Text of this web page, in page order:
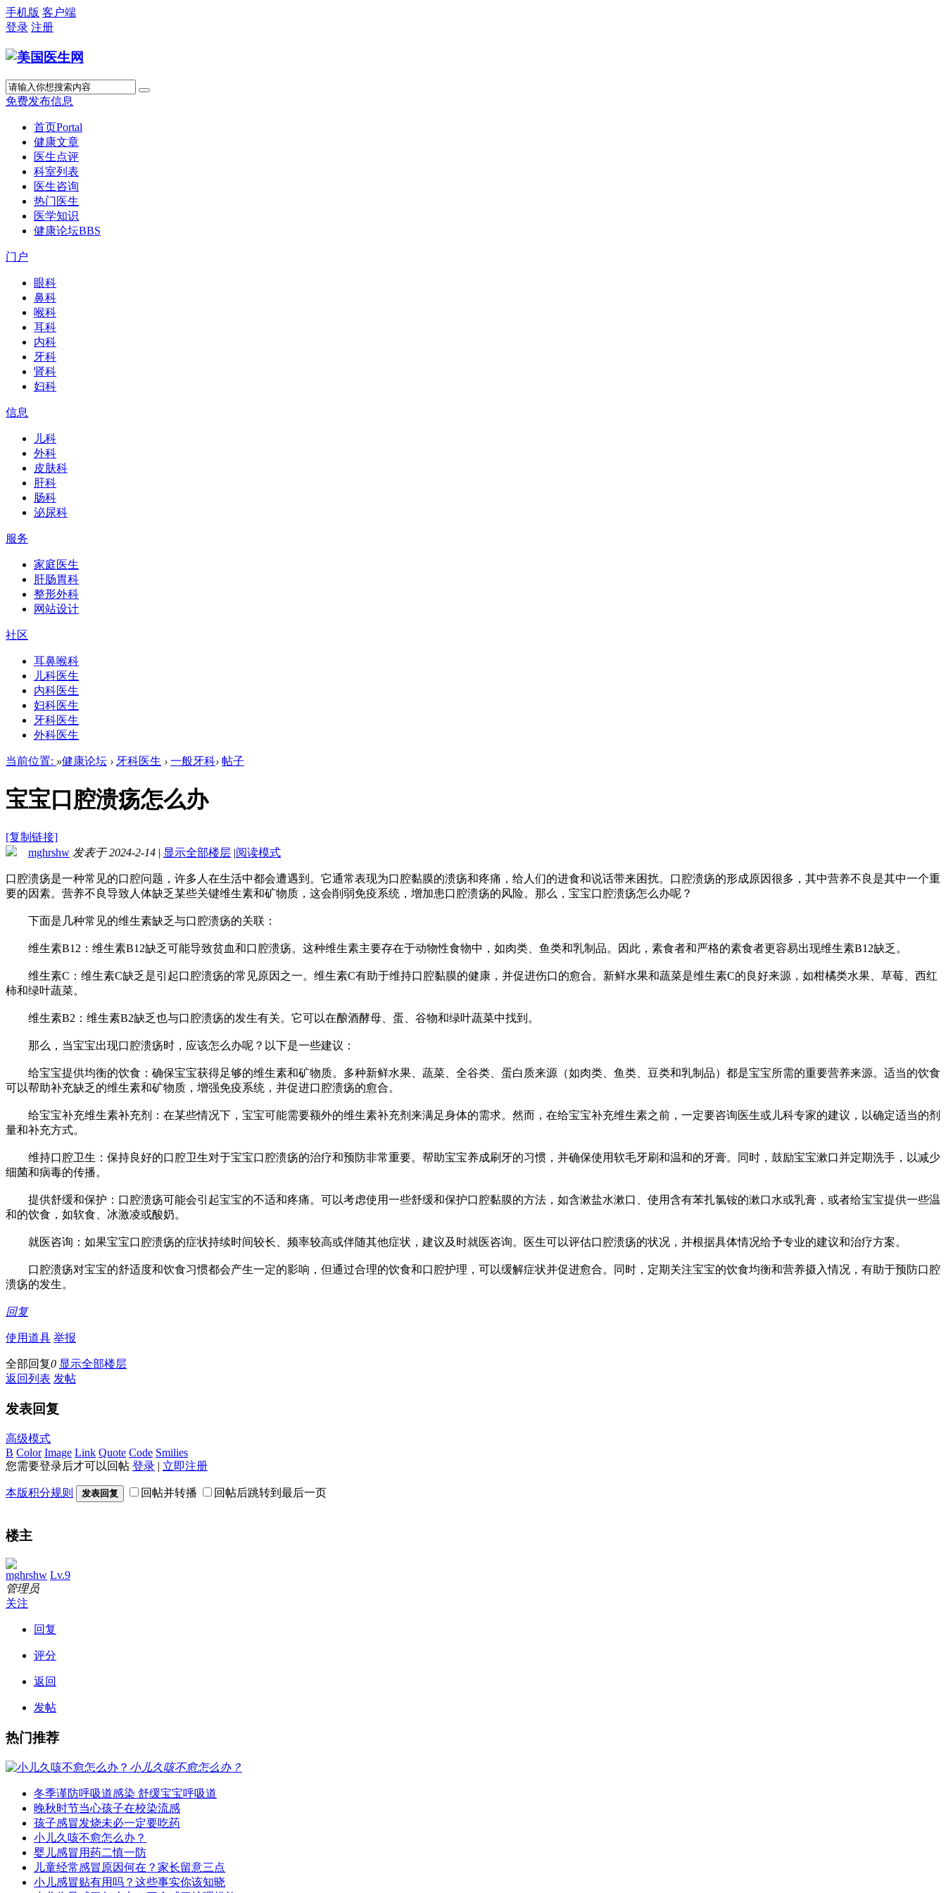
手机版 客户端
登录 注册
免费发布信息
首页Portal
健康文章
医生点评
科室列表
医生咨询
热门医生
医学知识
健康论坛BBS
门户
眼科
鼻科
喉科
耳科
内科
牙科
肾科
妇科
信息
儿科
外科
皮肤科
肝科
肠科
泌尿科
服务
家庭医生
肝肠胃科
整形外科
网站设计
社区
耳鼻喉科
儿科医生
内科医生
妇科医生
牙科医生
外科医生
当前位置: »健康论坛 › 牙科医生 › 一般牙科› 帖子
宝宝口腔溃疡怎么办
[复制链接]
mghrshw 发表于 2024-2-14 | 显示全部楼层 |阅读模式
口腔溃疡是一种常见的口腔问题，许多人在生活中都会遭遇到。它通常表现为口腔黏膜的溃疡和疼痛，给人们的进食和说话带来困扰。口腔溃疡的形成原因很多，其中营养不良是其中一个重
要的因素。营养不良导致人体缺乏某些关键维生素和矿物质，这会削弱免疫系统，增加患口腔溃疡的风险。那么，宝宝口腔溃疡怎么办呢？
下面是几种常见的维生素缺乏与口腔溃疡的关联：
维生素B12：维生素B12缺乏可能导致贫血和口腔溃疡。这种维生素主要存在于动物性食物中，如肉类、鱼类和乳制品。因此，素食者和严格的素食者更容易出现维生素B12缺乏。
维生素C：维生素C缺乏是引起口腔溃疡的常见原因之一。维生素C有助于维持口腔黏膜的健康，并促进伤口的愈合。新鲜水果和蔬菜是维生素C的良好来源，如柑橘类水果、草莓、西红
柿和绿叶蔬菜。
维生素B2：维生素B2缺乏也与口腔溃疡的发生有关。它可以在酿酒酵母、蛋、谷物和绿叶蔬菜中找到。
那么，当宝宝出现口腔溃疡时，应该怎么办呢？以下是一些建议：
给宝宝提供均衡的饮食：确保宝宝获得足够的维生素和矿物质。多种新鲜水果、蔬菜、全谷类、蛋白质来源（如肉类、鱼类、豆类和乳制品）都是宝宝所需的重要营养来源。适当的饮食
可以帮助补充缺乏的维生素和矿物质，增强免疫系统，并促进口腔溃疡的愈合。
给宝宝补充维生素补充剂：在某些情况下，宝宝可能需要额外的维生素补充剂来满足身体的需求。然而，在给宝宝补充维生素之前，一定要咨询医生或儿科专家的建议，以确定适当的剂
量和补充方式。
维持口腔卫生：保持良好的口腔卫生对于宝宝口腔溃疡的治疗和预防非常重要。帮助宝宝养成刷牙的习惯，并确保使用软毛牙刷和温和的牙膏。同时，鼓励宝宝漱口并定期洗手，以减少
细菌和病毒的传播。
提供舒缓和保护：口腔溃疡可能会引起宝宝的不适和疼痛。可以考虑使用一些舒缓和保护口腔黏膜的方法，如含漱盐水漱口、使用含有苯扎氯铵的漱口水或乳膏，或者给宝宝提供一些温
和的饮食，如软食、冰激凌或酸奶。
就医咨询：如果宝宝口腔溃疡的症状持续时间较长、频率较高或伴随其他症状，建议及时就医咨询。医生可以评估口腔溃疡的状况，并根据具体情况给予专业的建议和治疗方案。
口腔溃疡对宝宝的舒适度和饮食习惯都会产生一定的影响，但通过合理的饮食和口腔护理，可以缓解症状并促进愈合。同时，定期关注宝宝的饮食均衡和营养摄入情况，有助于预防口腔
溃疡的发生。
回复
使用道具 举报
全部回复0 显示全部楼层
返回列表 发帖
发表回复
高级模式
B Color Image Link Quote Code Smilies
您需要登录后才可以回帖 登录 | 立即注册
本版积分规则 发表回复 回帖并转播 回帖后跳转到最后一页
楼主
mghrshw Lv.9
管理员
关注
回复
评分
返回
发帖
热门推荐
小儿久咳不愈怎么办？
冬季谨防呼吸道感染 舒缓宝宝呼吸道
晚秋时节当心孩子在校染流感
孩子感冒发烧未必一定要吃药
小儿久咳不愈怎么办？
婴儿感冒用药二慎一防
儿童经常感冒原因何在？家长留意三点
小儿感冒贴有用吗？这些事实你该知晓